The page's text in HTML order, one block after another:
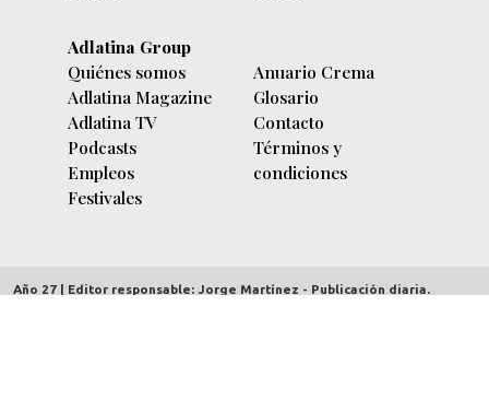
Adlatina Group
Quiénes somos
Adlatina Magazine
Adlatina TV
Podcasts
Empleos
Festivales
Anuario Crema
Glosario
Contacto
Términos y
condiciones
Año 27 | Editor responsable: Jorge Martínez - Publicación diaria.